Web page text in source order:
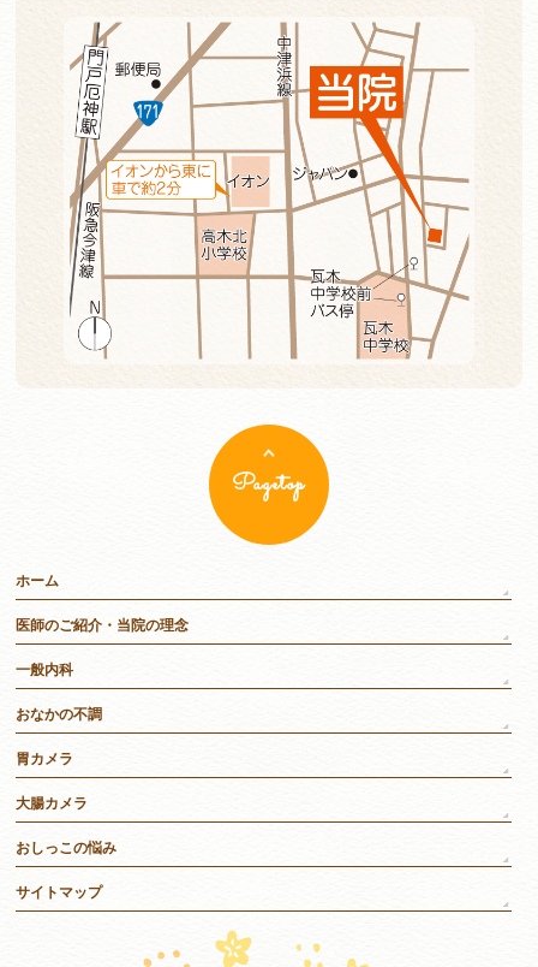
Pagetop
ホーム
医師のご紹介・当院の理念
一般内科
おなかの不調
胃カメラ
大腸カメラ
おしっこの悩み
サイトマップ